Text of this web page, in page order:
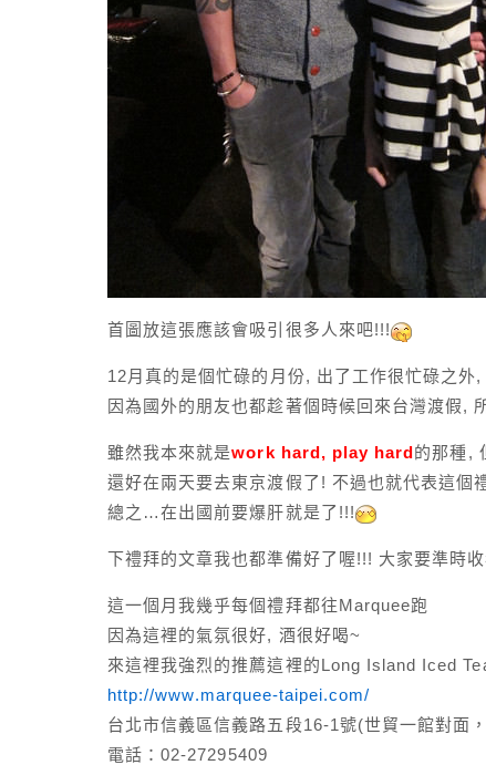
首圖放這張應該會吸引很多人來吧!!!
12月真的是個忙碌的月份, 出了工作很忙碌之外,
因為國外的朋友也都趁著個時候回來台灣渡假,
雖然我本來就是work hard, play hard的那種,
還好在兩天要去東京渡假了! 不過也就代表這
總之…在出國前要爆肝就是了!!!
下禮拜的文章我也都準備好了喔!!! 大家要準時
這一個月我幾乎每個禮拜都往Marquee跑
因為這裡的氣氛很好, 酒很好喝~
來這裡我強烈的推薦這裡的Long Island Iced
http://www.marquee-taipei.com/
台北市信義區信義路五段16-1號(世貿一館對面
電話：02-27295409